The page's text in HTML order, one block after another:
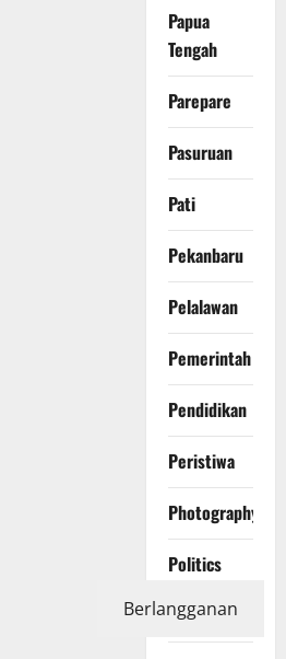
Papua
Tengah
Parepare
Pasuruan
Pati
Pekanbaru
Pelalawan
Pemerintah
Pendidikan
Peristiwa
Photography
Politics
Polri
Berlangganan